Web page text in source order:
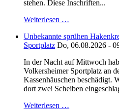
stehen. Diese Inschriften...
Weiterlesen …
Unbekannte sprühen
Sportplatz Do, 06.08.2026 -
In der Nacht auf Mittwoch
Volkersheimer Sportplatz an
Kassenhäuschen beschädigt.
dort zwei Scheiben
Weiterlesen …